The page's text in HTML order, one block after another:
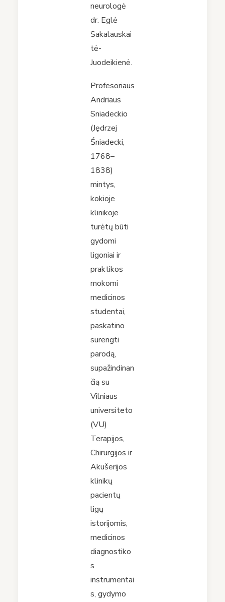
neurologė
dr. Eglė
Sakalauskai
tė-
Juodeikienė.
Profesoriaus
Andriaus
Sniadeckio
(Jędrzej
Śniadecki,
1768–
1838)
mintys,
kokioje
klinikoje
turėtų būti
gydomi
ligoniai ir
praktikos
mokomi
medicinos
studentai,
paskatino
surengti
parodą,
supažindinan
čią su
Vilniaus
universiteto
(VU)
Terapijos,
Chirurgijos ir
Akušerijos
klinikų
pacientų
ligų
istorijomis,
medicinos
diagnostiko
s
instrumentai
s, gydymo